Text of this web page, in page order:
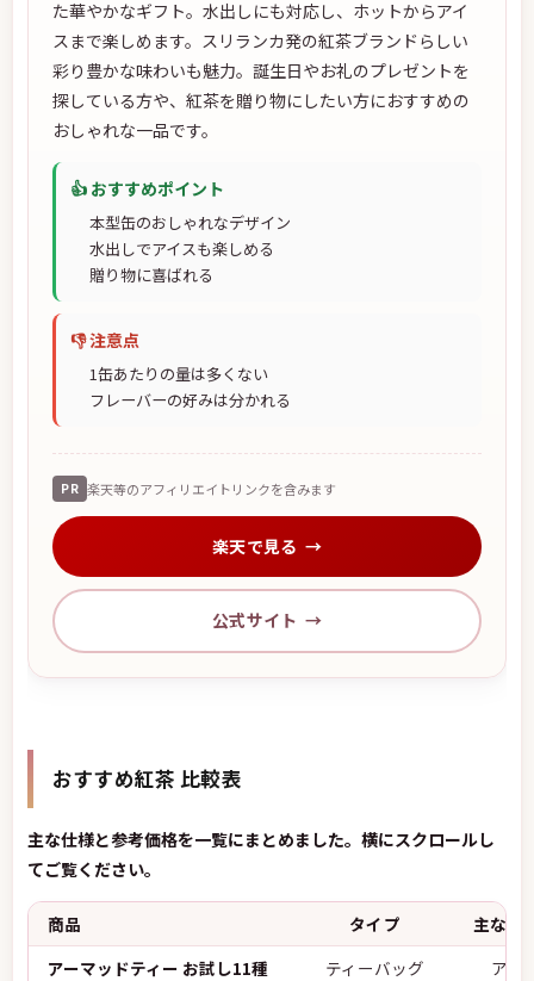
た華やかなギフト。水出しにも対応し、ホットからアイ
スまで楽しめます。スリランカ発の紅茶ブランドらしい
彩り豊かな味わいも魅力。誕生日やお礼のプレゼントを
探している方や、紅茶を贈り物にしたい方におすすめの
おしゃれな一品です。
👍 おすすめポイント
本型缶のおしゃれなデザイン
水出しでアイスも楽しめる
贈り物に喜ばれる
👎 注意点
1缶あたりの量は多くない
フレーバーの好みは分かれる
PR 楽天等のアフィリエイトリンクを含みます
楽天で見る
公式サイト
おすすめ紅茶 比較表
主な仕様と参考価格を一覧にまとめました。横にスクロールし
てご覧ください。
商品 タイプ
主な味
アーマッドティー お試し11種
ティーバッグ
アソ